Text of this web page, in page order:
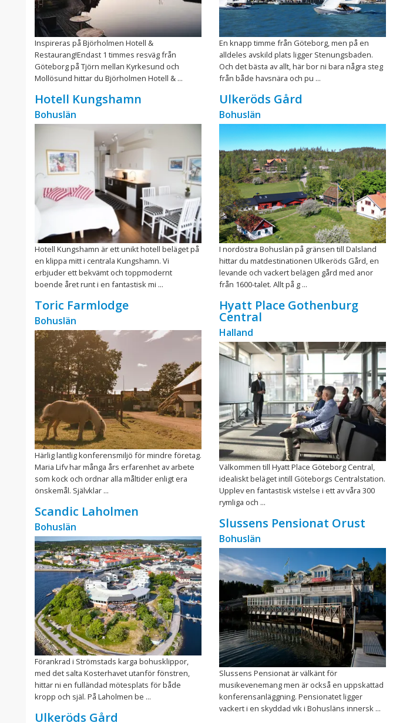
Inspireras på Björholmen Hotell &
Restaurang!Endast 1 timmes resväg från
Göteborg på Tjörn mellan Kyrkesund och
Mollösund hittar du Björholmen Hotell & ...
Hotell Kungshamn
Bohuslän
Hotell Kungshamn är ett unikt hotell beläget på
en klippa mitt i centrala Kungshamn. Vi
erbjuder ett bekvämt och toppmodernt
boende året runt i en fantastisk mi ...
En knapp timme från Göteborg, men på en
alldeles avskild plats ligger Stenungsbaden.
Och det bästa av allt, här bor ni bara några steg
från både havsnära och pu ...
Ulkeröds Gård
Bohuslän
I nordöstra Bohuslän på gränsen till Dalsland
hittar du matdestinationen Ulkeröds Gård, en
levande och vackert belägen gård med anor
från 1600-talet. Allt på g ...
Toric Farmlodge
Bohuslän
Härlig lantlig konferensmiljö för mindre företag.
Maria Lifv har många års erfarenhet av arbete
som kock och ordnar alla måltider enligt era
önskemål. Självklar ...
Scandic Laholmen
Bohuslän
Förankrad i Strömstads karga bohusklippor,
med det salta Kosterhavet utanför fönstren,
hittar ni en fulländad mötesplats för både
kropp och själ. På Laholmen be ...
Ulkeröds Gård
Hyatt Place Gothenburg
Central
Halland
Välkommen till Hyatt Place Göteborg Central,
idealiskt beläget intill Göteborgs Centralstation.
Upplev en fantastisk vistelse i ett av våra 300
rymliga och ...
Slussens Pensionat Orust
Bohuslän
Slussens Pensionat är välkänt för
musikevenemang men är också en uppskattad
konferensanläggning. Pensionatet ligger
vackert i en skyddad vik i Bohusläns innersk ...